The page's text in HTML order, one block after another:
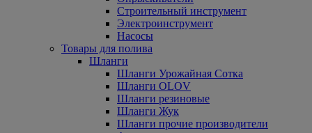
Строительный инструмент
Электроинструмент
Насосы
Товары для полива
Шланги
Шланги Урожайная Сотка
Шланги OLOV
Шланги резиновые
Шланги Жук
Шланги прочие производители